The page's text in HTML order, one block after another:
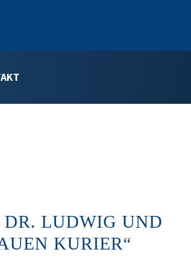
LUDWIG UND
KURIER“